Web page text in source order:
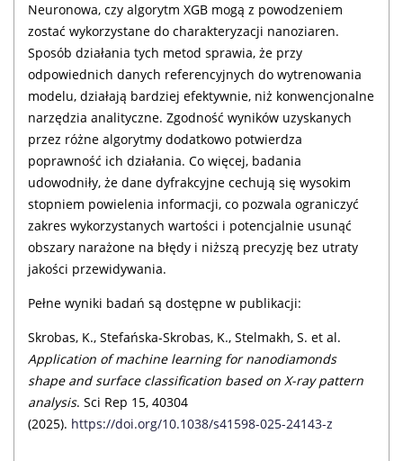
Neuronowa, czy algorytm XGB mogą z powodzeniem
zostać wykorzystane do charakteryzacji nanoziaren.
Sposób działania tych metod sprawia, że przy
odpowiednich danych referencyjnych do wytrenowania
modelu, działają bardziej efektywnie, niż konwencjonalne
narzędzia analityczne. Zgodność wyników uzyskanych
przez różne algorytmy dodatkowo potwierdza
poprawność ich działania. Co więcej, badania
udowodniły, że dane dyfrakcyjne cechują się wysokim
stopniem powielenia informacji, co pozwala ograniczyć
zakres wykorzystanych wartości i potencjalnie usunąć
obszary narażone na błędy i niższą precyzję bez utraty
jakości przewidywania.
Pełne wyniki badań są dostępne w publikacji:
Skrobas, K., Stefańska-Skrobas, K., Stelmakh, S. et al.
Application of machine learning for nanodiamonds
shape and surface classification based on X-ray pattern
analysis. Sci Rep 15, 40304
(2025). https://doi.org/10.1038/s41598-025-24143-z